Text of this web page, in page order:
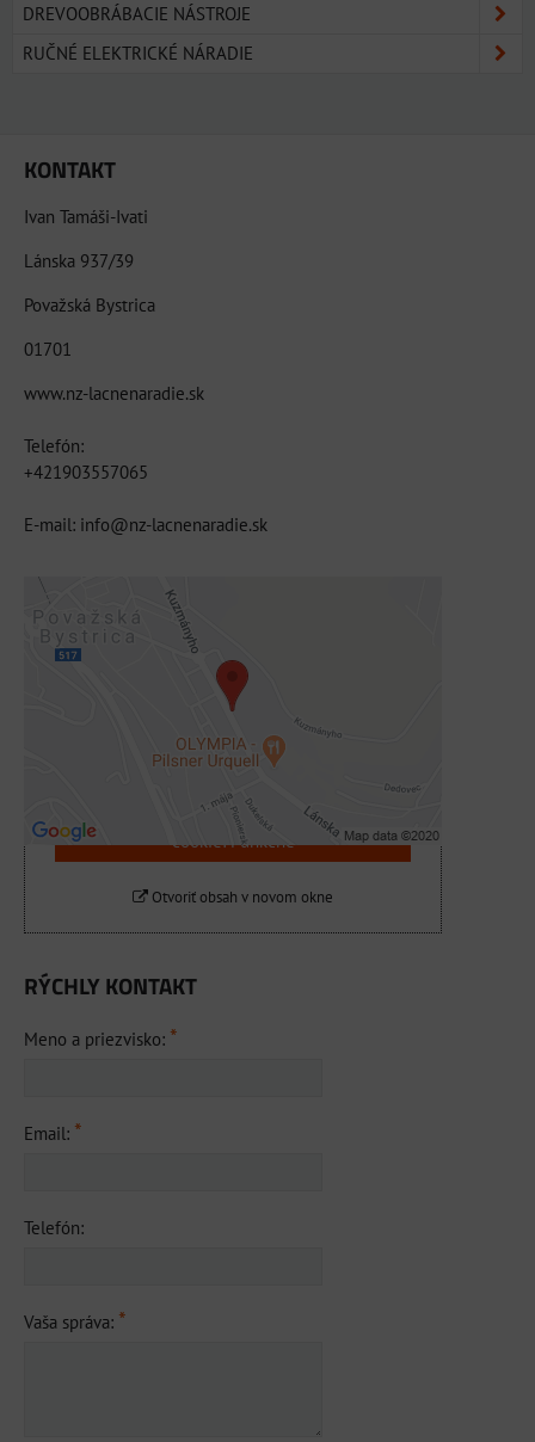
DREVOOBRÁBACIE NÁSTROJE
RUČNÉ ELEKTRICKÉ NÁRADIE
KONTAKT
Ivan Tamáši-Ivati
Lánska 937/39
Považská Bystrica
01701
www.nz-lacnenaradie.sk
Telefón:
+421903557065
E-mail: info@nz-lacnenaradie.sk
Externý obsah je blokovaný Voľbami
súkromia
Prajete si načítať externý obsah?
Povoliť tentokrát
Povoliť a zapamätať - súhlas s druhom
cookie: Funkčné
Otvoriť obsah v novom okne
RÝCHLY KONTAKT
Meno a priezvisko: *
Email: *
Telefón:
Vaša správa: *